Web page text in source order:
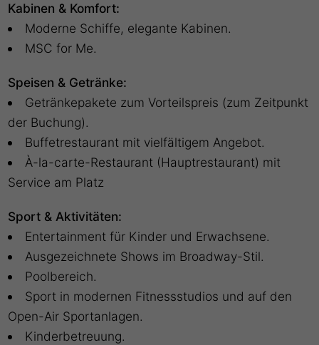
Kabinen & Komfort:
Moderne Schiffe, elegante Kabinen.
MSC for Me.
Speisen & Getränke:
Getränkepakete zum Vorteilspreis (zum Zeitpunkt
der Buchung).
Buffetrestaurant mit vielfältigem Angebot.
À-la-carte-Restaurant (Hauptrestaurant) mit
Service am Platz
Sport & Aktivitäten:
Entertainment für Kinder und Erwachsene.
Ausgezeichnete Shows im Broadway-Stil.
Poolbereich.
Sport in modernen Fitnessstudios und auf den
Open-Air Sportanlagen.
Kinderbetreuung.